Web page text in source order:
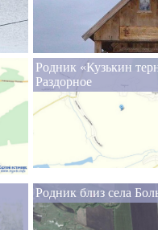
Родник «Кузькин
Раздорное
Родник близ села